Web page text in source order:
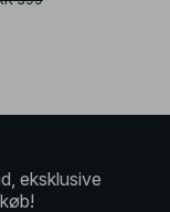
eksklusive